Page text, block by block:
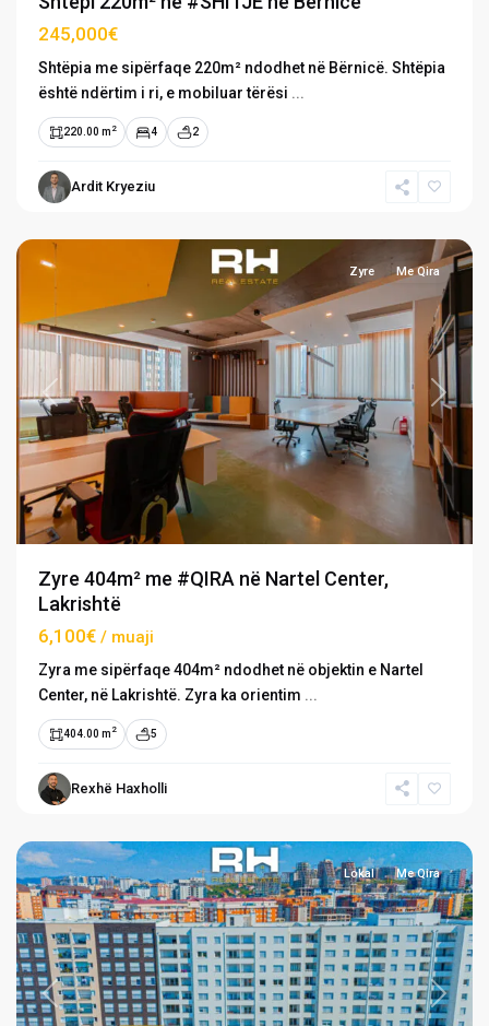
245,000€
Shtëpia me sipërfaqe 220m² ndodhet në Bërnicë. Shtëpia
është ndërtim i ri, e mobiluar tërësi ...
220.00 m 2 4 2
Ardit Kryeziu
Lakrishtë
Previous Next
Zyre Me Qira
Zyre 404m² me #QIRA në Nartel Center,
Lakrishtë
6,100€ / muaji
Zyra me sipërfaqe 404m² ndodhet në objektin e Nartel
Center, në Lakrishtë. Zyra ka orientim ...
404.00 m 2 5
Rexhë Haxholli
Emshir
Kalabri,
Previous Next
Lokal Me Qira